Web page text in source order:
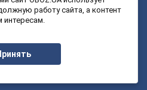
9 классработу сайта, а контент
интересам.